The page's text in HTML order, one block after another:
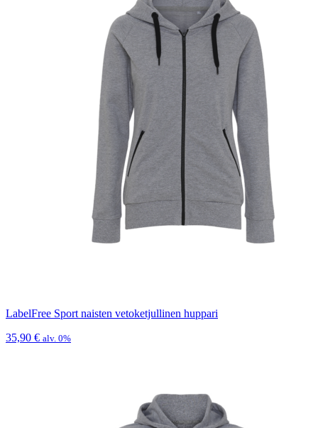
LabelFree Sport naisten vetoketjullinen huppari
35,90 € alv. 0%